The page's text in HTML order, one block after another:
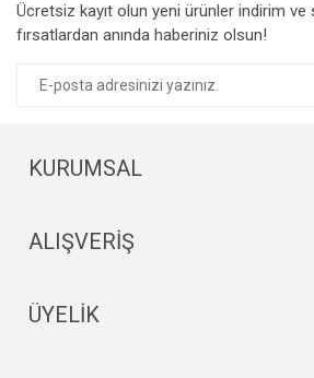
Ücretsiz kayıt olun yeni ürünler indirim
fırsatlardan anında haberiniz olsun!
KURUMSAL
ALIŞVERİŞ
ÜYELİK